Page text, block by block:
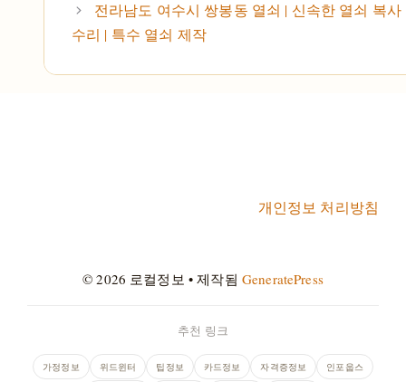
전라남도 여수시 쌍봉동 열쇠 | 신속한 열쇠 복사
수리 | 특수 열쇠 제작
개인정보 처리방침
© 2026 로컬정보 • 제작됨 GeneratePress
추천 링크
가정정보 위드윈터 팁정보 카드정보 자격증정보 인포웁스